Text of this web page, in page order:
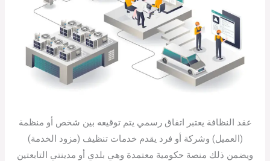
عقد النظافة يعتبر اتفاق رسمي يتم توقيعه بين شخص أو منظمة
(العميل) وشركة أو فرد يقدم خدمات تنظيف (مزود الخدمة)
ويضمن ذلك منصة حكومية معتمدة وهي بلدي أو مدينتي التابعتين